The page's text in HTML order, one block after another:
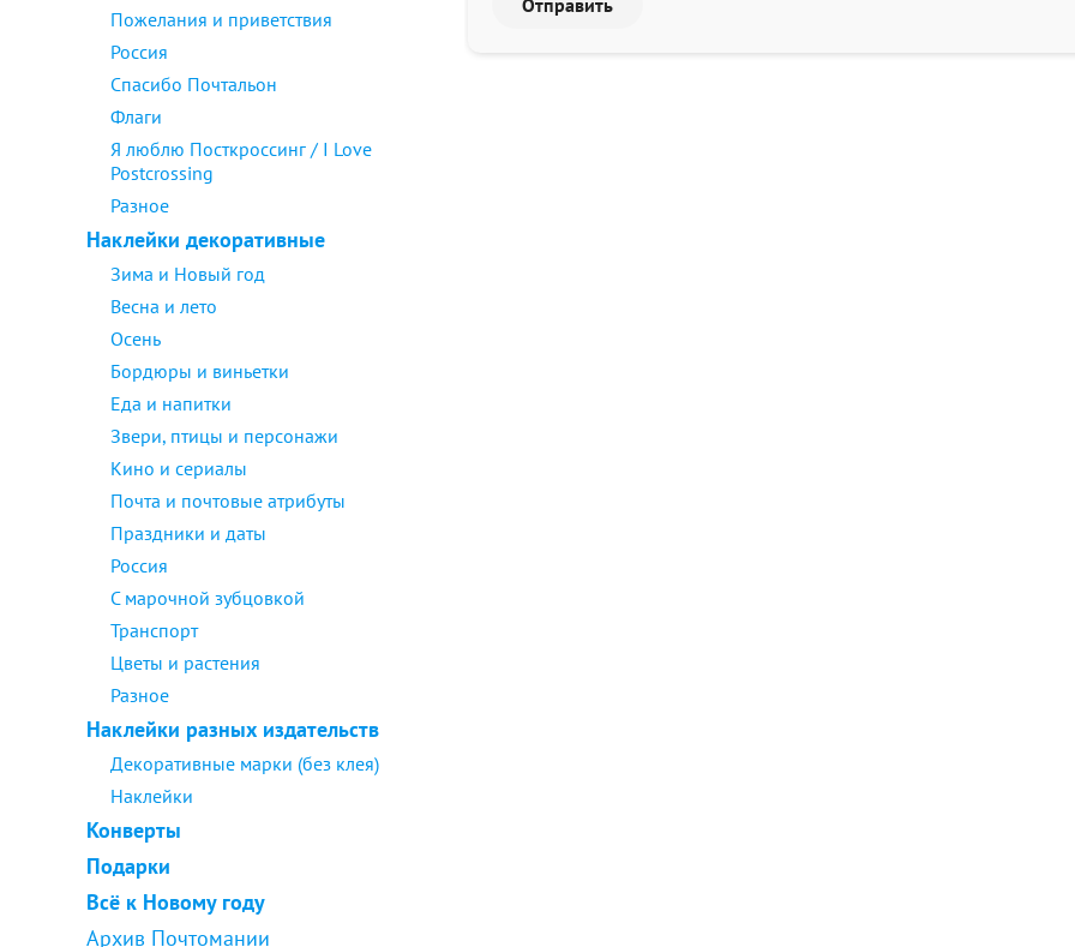
Пожелания и приветствия
Россия
Спасибо Почтальон
Флаги
Я люблю Посткроссинг / I Love
Postcrossing
Разное
Наклейки декоративные
Зима и Новый год
Весна и лето
Осень
Бордюры и виньетки
Еда и напитки
Звери, птицы и персонажи
Кино и сериалы
Почта и почтовые атрибуты
Праздники и даты
Россия
С марочной зубцовкой
Транспорт
Цветы и растения
Разное
Наклейки разных издательств
Декоративные марки (без клея)
Наклейки
Конверты
Подарки
Всё к Новому году
Архив Почтомании